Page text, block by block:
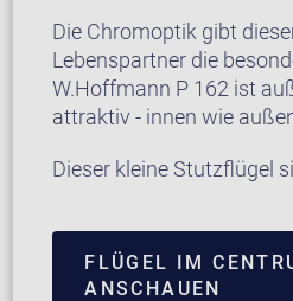
Die Chromoptik gibt
Lebenspartner die
W.Hoffmann P 162 ist
attraktiv - innen wie
Dieser kleine Stutzflügel
FLÜGEL IM
ANSCHAUEN